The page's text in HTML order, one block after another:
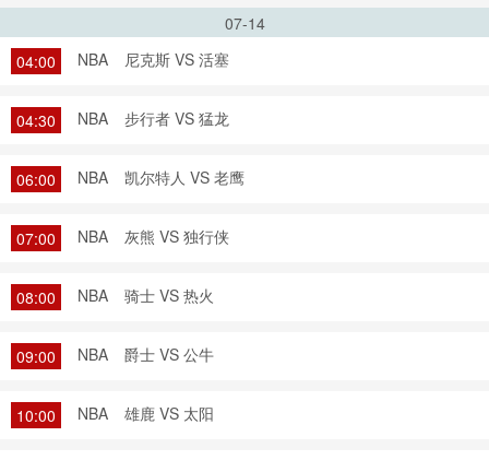
07-14
04:00
NBA 尼克斯 VS 活塞
04:30 NBA 步行者 VS 猛龙
06:00 NBA 凯尔特人 VS 老鹰
07:00 NBA 灰熊 VS 独行侠
08:00 NBA 骑士 VS 热火
09:00 NBA 爵士 VS 公牛
10:00 NBA 雄鹿 VS 太阳